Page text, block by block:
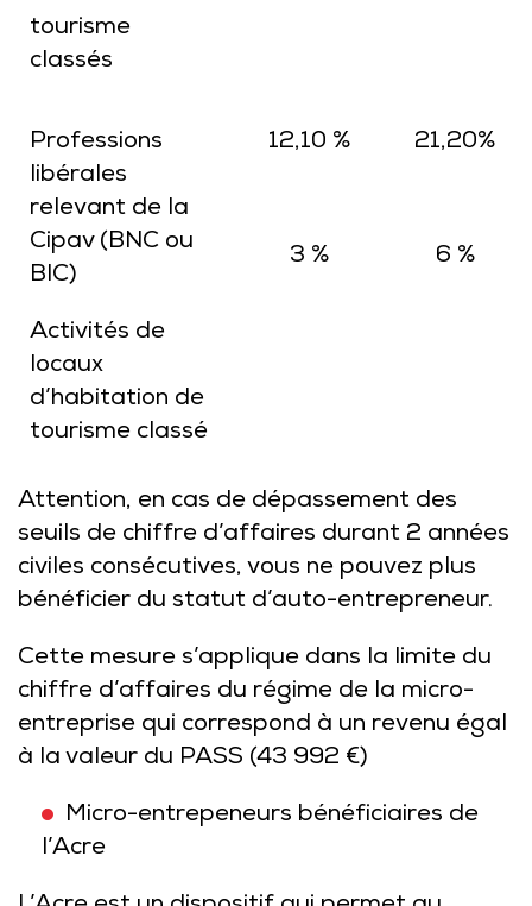
tourisme
classés
Professions
libérales
relevant de la
Cipav (BNC ou
BIC)
Activités de
locaux
d’habitation de
tourisme classé
12,10 %
3 %
21,20%
6 %
Attention, en cas de dépassement des
seuils de chiffre d’affaires durant 2 années
civiles consécutives, vous ne pouvez plus
bénéficier du statut d’auto-entrepreneur.
Cette mesure s’applique dans la limite du
chiffre d’affaires du régime de la micro-
entreprise qui correspond à un revenu égal
à la valeur du PASS (43 992 €)
Micro-entrepeneurs bénéficiaires de
l’Acre